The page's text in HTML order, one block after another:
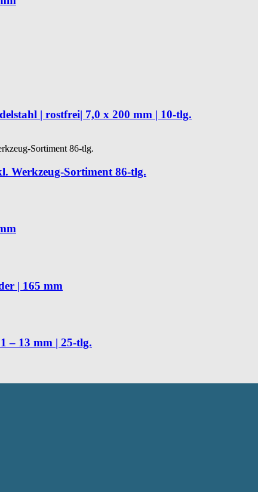
| rostfrei| 7,0 x 200 mm | 10-tlg.
Werkzeug-Sortiment 86-tlg.
| 165 mm
– 13 mm | 25-tlg.